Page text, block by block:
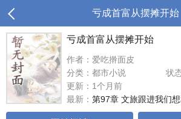
亏成首富从摆摊开始
亏成首富从摆摊开始
作者：爱吃擀面皮
分类：都市小说
状
更新：1个月前
最新： 第97章 文旅跟进我们